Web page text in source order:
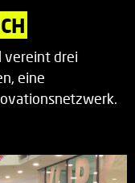
vereint drei
eine